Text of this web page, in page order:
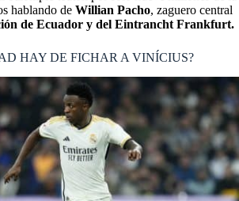
hablando de Willian Pacho, zaguero central
de Ecuador y del Eintrancht Frankfurt.
HAY DE FICHAR A VINÍCIUS?